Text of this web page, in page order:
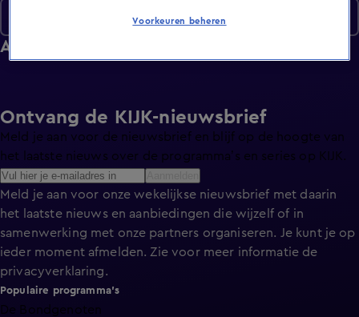
Afleveringen
Ontvang de KIJK-nieuwsbrief
Meld je aan voor de nieuwsbrief en blijf op de hoogte van
het laatste nieuws over de programma’s en series op KIJK.
Meld je aan voor onze wekelijkse nieuwsbrief met daarin
het laatste nieuws en aanbiedingen die wijzelf of in
samenwerking met onze partners organiseren. Je kunt je op
ieder moment afmelden. Zie voor meer informatie de
privacyverklaring.
Populaire programma's
De Bondgenoten
Voorkeuren beheren